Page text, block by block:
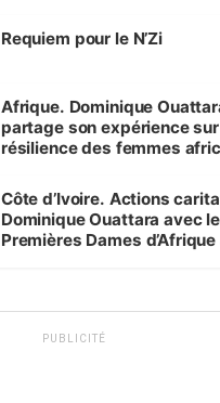
Requiem pour le N’Zi
Afrique. Dominique
partage son expérience
résilience des femmes
Côte d’Ivoire. Actions
Dominique Ouattara avec
Premières Dames d’Afrique
PUBLICITÉ